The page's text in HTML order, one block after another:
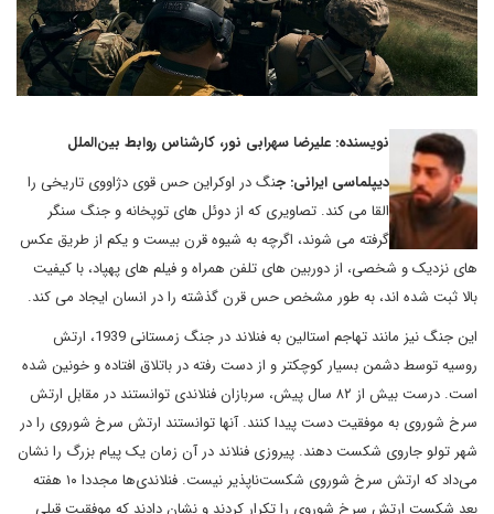
نویسنده: علیرضا سهرابی نور، کارشناس روابط بین‌الملل
دیپلماسی ایرانی: جنگ در اوکراین حس قوی دژاووی تاریخی را
القا می کند. تصاویری که از دوئل های توپخانه و جنگ سنگر
گرفته می شوند، اگرچه به شیوه قرن بیست و یکم از طریق عکس
های نزدیک و شخصی، از دوربین های تلفن همراه و فیلم های پهپاد، با کیفیت
بالا ثبت شده اند، به طور مشخص حس قرن گذشته را در انسان ایجاد می کند.
این جنگ نیز مانند تهاجم استالین به فنلاند در جنگ زمستانی 1939، ارتش
روسیه توسط دشمن بسیار کوچکتر و از دست رفته در باتلاق افتاده و خونین شده
است. درست بیش از ۸۲ سال پیش، سربازان فنلاندی توانستند در مقابل ارتش
سرخ شوروی به موفقیت دست پیدا کنند. آنها توانستند ارتش سرخ شوروی را در
شهر تولو جاروی شکست دهند. پیروزی فنلاند در آن زمان یک پیام بزرگ را نشان
می‌داد که ارتش سرخ شوروی شکست‌ناپذیر نیست. فنلاندی‌ها مجددا ۱۰ هفته
بعد شکست ارتش سرخ شوروی را تکرار کردند و نشان دادند که موفقیت قبلی